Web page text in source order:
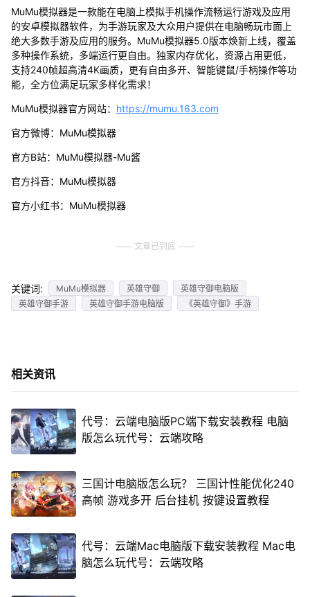
MuMu模拟器是一款能在电脑上模拟手机操作流畅运行游戏及应用
的安卓模拟器软件，为手游玩家及大众用户提供在电脑畅玩市面上
绝大多数手游及应用的服务。MuMu模拟器5.0版本焕新上线，覆盖
多种操作系统，多端运行更自由。独家内存优化，资源占用更低，
支持240帧超高清4K画质，更有自由多开、智能键鼠/手柄操作等功
能，全方位满足玩家多样化需求！
MuMu模拟器官方网站： https://mumu.163.com
官方微博：MuMu模拟器
官方B站：MuMu模拟器-Mu酱
官方抖音：MuMu模拟器
官方小红书：MuMu模拟器
文章已到底
关键词: MuMu模拟器 英雄守御
英雄守御电脑版
英雄守御手游
英雄守御手游电脑版 《英雄守御》手游
相关资讯
代号：云端电脑版PC端下载安装教程 电脑
版怎么玩代号：云端攻略
三国计电脑版怎么玩？ 三国计性能优化240
高帧 游戏多开 后台挂机 按键设置教程
代号：云端Mac电脑版下载安装教程 Mac电
脑怎么玩代号：云端攻略